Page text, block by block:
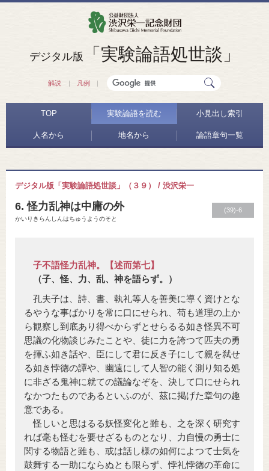
デジタル版 「実験論語処世談」
解説 凡例
TOP 実験論語を読む 小見出し索引
人名から 地名から 論語章句一覧
デジタル版「実験論語処世談」（３９） / 渋沢栄一
6. 怪力乱神は中庸の外
かいりきらんしんはちゅうようのそと
(39)-6
子不語怪力乱神。【述而第七】
（子、怪、力、乱、神を語らず。）
孔夫子は、詩、書、執礼等人を善美に導く資けとな
るやうな事ばかりを常に口にせられ、苟も道理の上か
ら観察し到底あり得べからずとせらるる如き怪異不可
思議の化物談じみたことや、徒に力を誇つて匹夫の勇
を揮ふ如き話や、臣にして君に反き子にして親を弑せ
る如き悖徳の譚や、幽遠にして人智の能く測り知る処
に非ざる鬼神に就ての議論なぞを、決して口にせられ
なかつたものであるといふのが、茲に掲げた章句の趣
意である。
怪しいと思はるる妖怪変化と雖も、之を深く研究す
れば毫も怪むを要せざるものとなり、力自慢の勇士に
関する物語と雖も、或は話し様の如何によつて士気を
鼓舞する一助にならぬとも限らず、悖礼悖徳の革命に